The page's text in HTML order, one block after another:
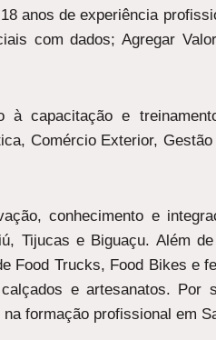
anos de experiência
com dados; Agregar
à capacitação e
Comércio Exterior,
conhecimento e
Tijucas e Biguaçu. Além
Food Trucks, Food Bikes e
e artesanatos. Por
formação profissional em